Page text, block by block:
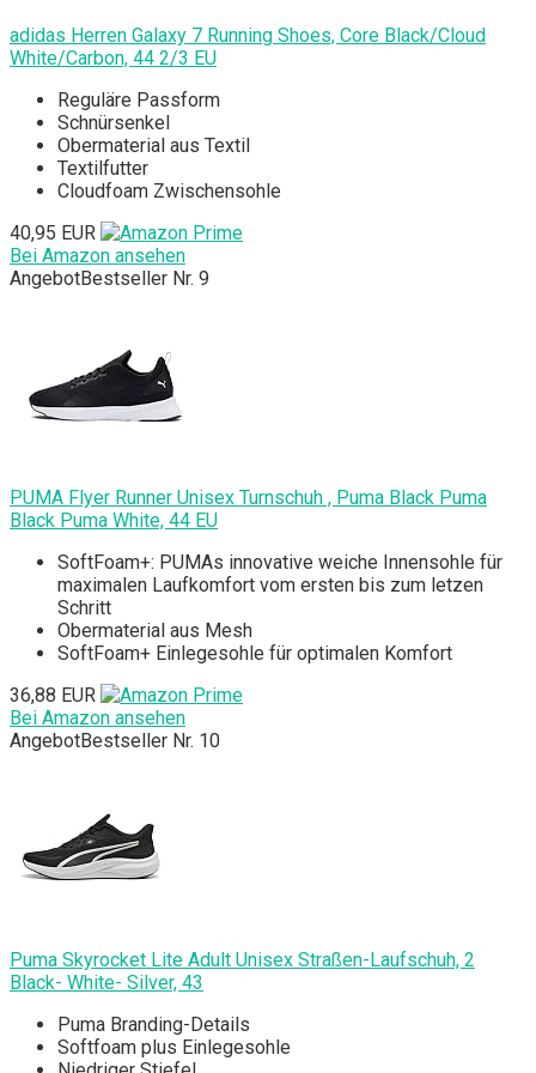
adidas Herren Galaxy 7 Running Shoes, Core Black/Cloud
White/Carbon, 44 2/3 EU
Reguläre Passform
Schnürsenkel
Obermaterial aus Textil
Textilfutter
Cloudfoam Zwischensohle
40,95 EUR
Bei Amazon ansehen
AngebotBestseller Nr. 9
PUMA Flyer Runner Unisex Turnschuh , Puma Black Puma
Black Puma White, 44 EU
SoftFoam+: PUMAs innovative weiche Innensohle für
maximalen Laufkomfort vom ersten bis zum letzen
Schritt
Obermaterial aus Mesh
SoftFoam+ Einlegesohle für optimalen Komfort
36,88 EUR
Bei Amazon ansehen
AngebotBestseller Nr. 10
Puma Skyrocket Lite Adult Unisex Straßen-Laufschuh, 2
Black- White- Silver, 43
Puma Branding-Details
Softfoam plus Einlegesohle